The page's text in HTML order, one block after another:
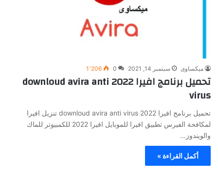
ميكساوى سبتمبر 14, 2021 0 1٬206
تحميل برنامج افيرا 2022 downloud avira anti
virus
تحميل برنامج افيرا 2022 downloud avira anti virus تنزيل افيرا
لمكافحة الفيرس تطبيق افيرا للموبايل افيرا 2022 للكمبيوتر للماك
والويندوز…
أكمل القراءة »